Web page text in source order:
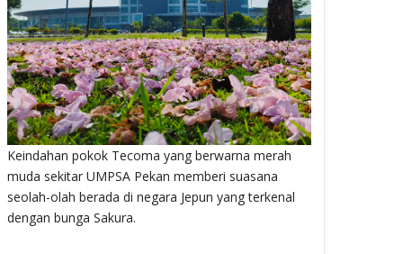
Keindahan pokok Tecoma yang berwarna merah
muda sekitar UMPSA Pekan memberi suasana
seolah-olah berada di negara Jepun yang terkenal
dengan bunga Sakura.